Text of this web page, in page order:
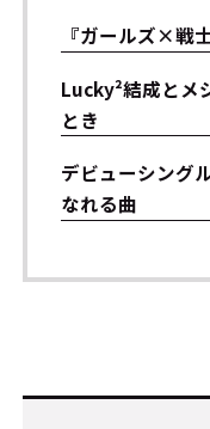
『ガールズ×戦
Lucky²結成とメ
とき
デビューシング
なれる曲